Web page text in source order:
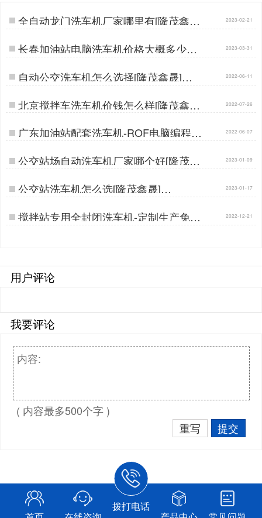
全自动龙门洗车机厂家哪里有[隆茂鑫晟]
…
2023-02-21
长春加油站电脑洗车机价格大概多少钱
[隆茂鑫晟]…
2023-03-31
自动公交洗车机怎么选择[隆茂鑫晟]… 2022-06-11
北京搅拌车洗车机价钱怎么样[隆茂鑫晟]
…
2022-07-26
广东加油站配套洗车机-ROF电脑编程故
障自检[隆茂鑫晟]…
2022-06-07
公交站场自动洗车机厂家哪个好[隆茂鑫
晟]…
2023-01-09
公交站洗车机怎么选[隆茂鑫晟]… 2023-01-17
搅拌站专用全封闭洗车机-定制生产免费
设计[隆茂鑫晟]…
2022-12-21
用户评论
我要评论
( 内容最多500个字 )
重写
提交
拨打电话